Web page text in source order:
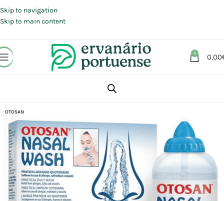
Skip to navigation
Skip to main content
0 0,00
Beleza | Cosmética | Higiene
OTOSAN